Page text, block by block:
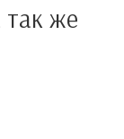
так же